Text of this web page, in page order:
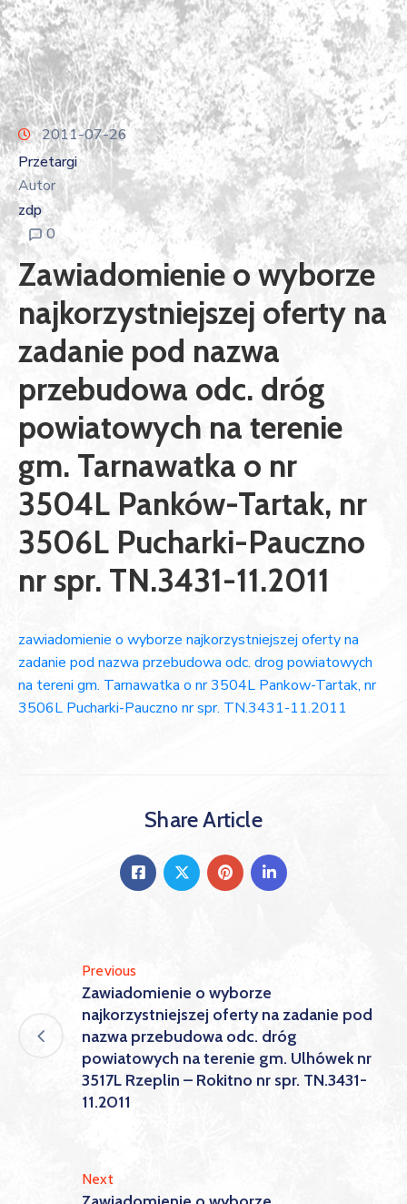
2011-07-26
Przetargi
Autor
zdp
0
Zawiadomienie o wyborze
najkorzystniejszej oferty na
zadanie pod nazwa
przebudowa odc. dróg
powiatowych na terenie
gm. Tarnawatka o nr
3504L Panków-Tartak, nr
3506L Pucharki-Pauczno
nr spr. TN.3431-11.2011
zawiadomienie o wyborze najkorzystniejszej oferty na
zadanie pod nazwa przebudowa odc. drog powiatowych
na tereni gm. Tarnawatka o nr 3504L Pankow-Tartak, nr
3506L Pucharki-Pauczno nr spr. TN.3431-11.2011
Share Article
Previous
Zawiadomienie o wyborze
najkorzystniejszej oferty na zadanie pod
nazwa przebudowa odc. dróg
powiatowych na terenie gm. Ulhówek nr
3517L Rzeplin – Rokitno nr spr. TN.3431-
11.2011
Next